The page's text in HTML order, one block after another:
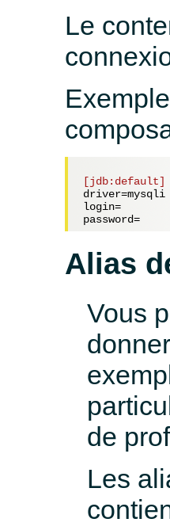
Le
[jdb:default]
driver=mysqli
login=
password=
Alias
Vous
de
Les